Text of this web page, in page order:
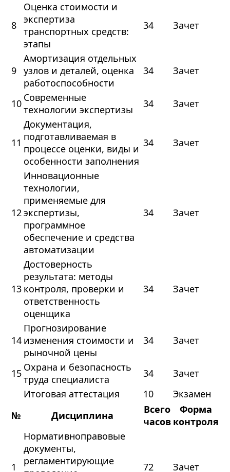
8
Оценка стоимости и
экспертиза
транспортных средств:
этапы
34 Зачет
9
Амортизация отдельных
узлов и деталей, оценка
работоспособности
34 Зачет
10 Современные
технологии экспертизы
34 Зачет
11
Документация,
подготавливаемая в
процессе оценки, виды и
особенности заполнения
34 Зачет
12
Инновационные
технологии,
применяемые для
экспертизы,
программное
обеспечение и средства
автоматизации
34 Зачет
13
Достоверность
результата: методы
контроля, проверки и
ответственность
оценщика
34 Зачет
14
Прогнозирование
изменения стоимости и
рыночной цены
34 Зачет
15 Охрана и безопасность
труда специалиста
34
Зачет
Итоговая аттестация
10
Экзамен
№
Дисциплина
Всего
часов
Форма
контроля
1
Нормативноправовые
документы,
регламентирующие
72 Зачет